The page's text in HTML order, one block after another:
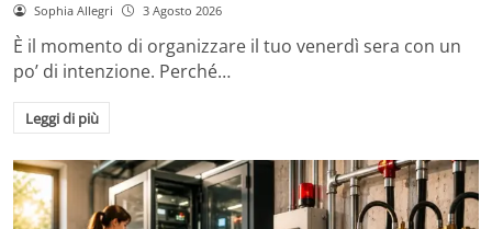
Sophia Allegri 3 Agosto 2026
È il momento di organizzare il tuo venerdì sera con un
po’ di intenzione. Perché…
Leggi di più